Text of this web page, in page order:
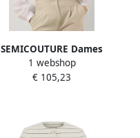
SEMICOUTURE Dames
Blouses Pearl Wit
1 webshop
€ 105,23